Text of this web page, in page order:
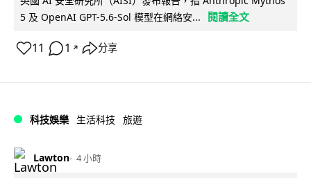
5 及 OpenAI GPT-5.6-Sol 模型在網絡安...
閱讀全文
11 1 ↗ 分享
科技娛樂 生活科技 旅遊
Lawton 4 小時